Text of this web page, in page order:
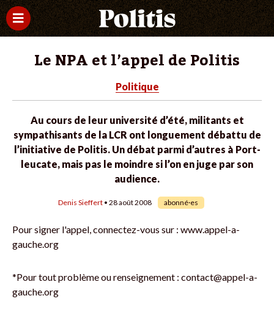
Le NPA et l’appel de Politis
Politique
Au cours de leur université d’été, militants et
sympathisants de la LCR ont longuement débattu de
l’initiative de Politis. Un débat parmi d’autres à Port-
leucate, mais pas le moindre si l’on en juge par son
audience.
Denis Sieffert • 28 août 2008 abonné·es
Pour signer l'appel, connectez-vous sur : www.appel-a-
gauche.org
*Pour tout problème ou renseignement : contact@appel-a-
gauche.org